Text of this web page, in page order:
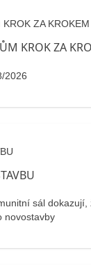
KROK ZA KROKEM
2026
sál
novostavby